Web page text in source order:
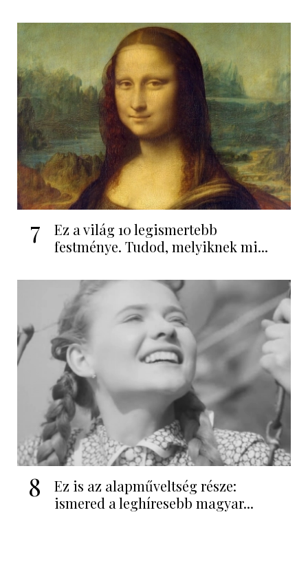
7
Ez a világ 10 legismertebb
festménye. Tudod, melyiknek mi...
8
Ez is az alapműveltség része:
ismered a leghíresebb magyar...